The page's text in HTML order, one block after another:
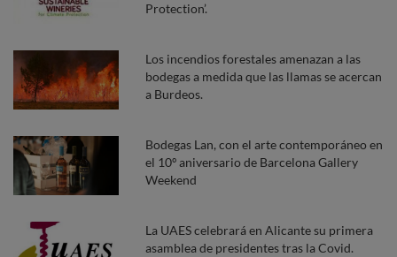
Protection’.
Los incendios forestales amenazan a las
bodegas a medida que las llamas se acercan
a Burdeos.
Bodegas Lan, con el arte contemporáneo en
el 10º aniversario de Barcelona Gallery
Weekend
La UAES celebrará en Alicante su primera
asamblea de presidentes tras la Covid.